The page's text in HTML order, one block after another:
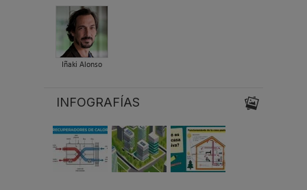
Iñaki Alonso
INFOGRAFÍAS